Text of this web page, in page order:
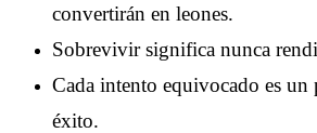
convertirán en leones.
Sobrevivir significa nunca
Cada intento equivocado es un
éxito.